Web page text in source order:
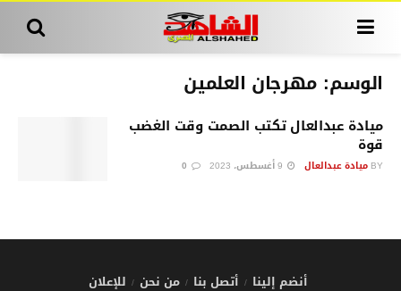
الوسم: مهرجان العلمين
ميادة عبدالعال تكتب الصمت وقت الغضب
قوة
BY ميادة عبدالعال
أنضم إلينا أتصل بنا من نحن للإعلان